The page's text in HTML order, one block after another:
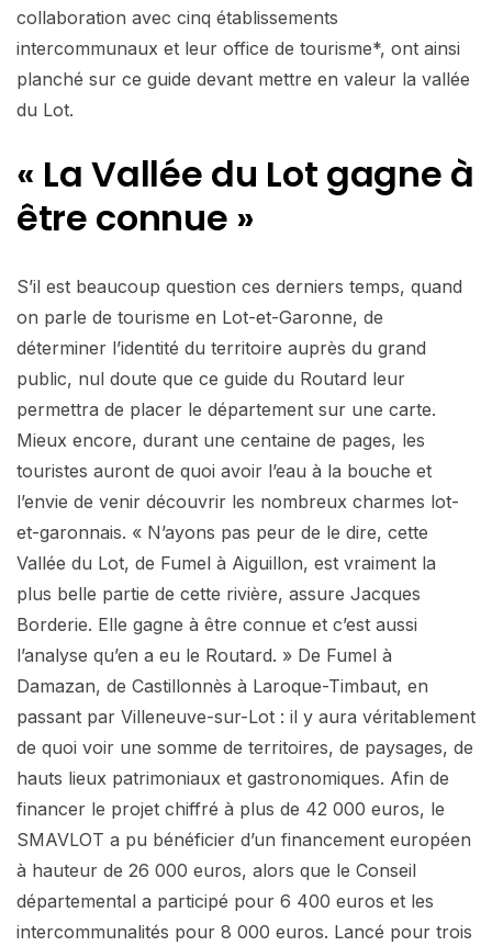
collaboration avec cinq établissements
intercommunaux et leur office de tourisme*, ont ainsi
planché sur ce guide devant mettre en valeur la vallée
du Lot.
« La Vallée du Lot gagne à
être connue »
S’il est beaucoup question ces derniers temps, quand
on parle de tourisme en Lot-et-Garonne, de
déterminer l’identité du territoire auprès du grand
public, nul doute que ce guide du Routard leur
permettra de placer le département sur une carte.
Mieux encore, durant une centaine de pages, les
touristes auront de quoi avoir l’eau à la bouche et
l’envie de venir découvrir les nombreux charmes lot-
et-garonnais. « N’ayons pas peur de le dire, cette
Vallée du Lot, de Fumel à Aiguillon, est vraiment la
plus belle partie de cette rivière, assure Jacques
Borderie. Elle gagne à être connue et c’est aussi
l’analyse qu’en a eu le Routard. » De Fumel à
Damazan, de Castillonnès à Laroque-Timbaut, en
passant par Villeneuve-sur-Lot : il y aura véritablement
de quoi voir une somme de territoires, de paysages, de
hauts lieux patrimoniaux et gastronomiques. Afin de
financer le projet chiffré à plus de 42 000 euros, le
SMAVLOT a pu bénéficier d’un financement européen
à hauteur de 26 000 euros, alors que le Conseil
départemental a participé pour 6 400 euros et les
intercommunalités pour 8 000 euros. Lancé pour trois